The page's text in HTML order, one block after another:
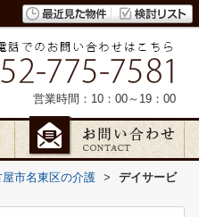
営業時間：10：00～19：00
屋市名東区の介護 >
デイサービ